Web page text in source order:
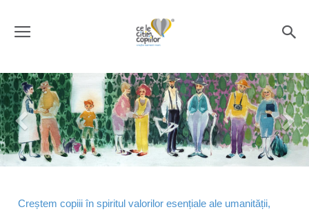
Creștem copiii în spiritul valorilor esențiale ale umanității,